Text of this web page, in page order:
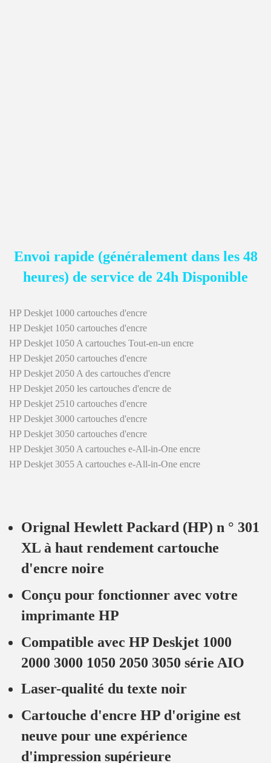
Envoi rapide (généralement dans les 48
heures) de service de 24h Disponible
HP Deskjet 1000 cartouches d'encre
HP Deskjet 1050 cartouches d'encre
HP Deskjet 1050 A cartouches Tout-en-un encre
HP Deskjet 2050 cartouches d'encre
HP Deskjet 2050 A des cartouches d'encre
HP Deskjet 2050 les cartouches d'encre de
HP Deskjet 2510 cartouches d'encre
HP Deskjet 3000 cartouches d'encre
HP Deskjet 3050 cartouches d'encre
HP Deskjet 3050 A cartouches e-All-in-One encre
HP Deskjet 3055 A cartouches e-All-in-One encre
Orignal Hewlett Packard (HP) n ° 301
XL à haut rendement cartouche
d'encre noire
Conçu pour fonctionner avec votre
imprimante HP
Compatible avec HP Deskjet 1000
2000 3000 1050 2050 3050 série AIO
Laser-qualité du texte noir
Cartouche d'encre HP d'origine est
neuve pour une expérience
d'impression supérieure